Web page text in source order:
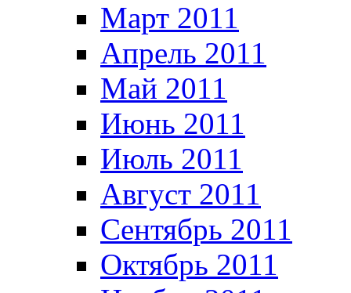
Март 2011
Апрель 2011
Май 2011
Июнь 2011
Июль 2011
Август 2011
Сентябрь 2011
Октябрь 2011